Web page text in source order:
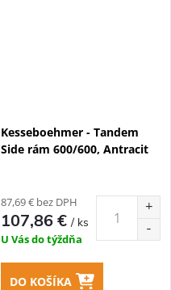
Kesseboehmer - Tandem
Side rám 600/600, Antracit
87,69 € bez DPH
107,86 €/ ks
U Vás do týždňa
DO KOŠÍKA